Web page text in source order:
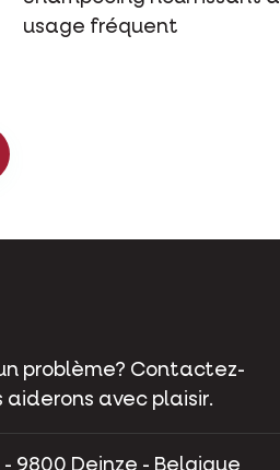
usage fréquent
problème? Contactez-
aiderons avec plaisir.
9800 Deinze - Belgique